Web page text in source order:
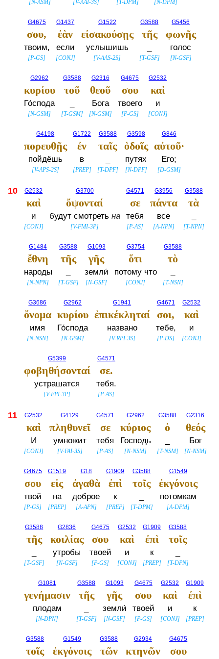
[N-ASM] [V-AAI-3S] [T-DPM] [N-DPM]
G4675
σου,
твоим,
[P-GS]
G1437
ἐὰν
если
[CONJ]
G1522
εἰσακούσῃς
услышишь
[V-AAS-2S]
G3588
τῆς
[T-GSF]
G5456
φωνῆς
голос
[N-GSF]
G2962
κυρίου
Го́спода
[N-GSM]
G3588
τοῦ
[T-GSM]
G2316
θεοῦ
Бога
[N-GSM]
G4675
σου
твоего
[P-GS]
G2532
καὶ
и
[CONJ]
G4198
πορευθῇς
пойдёшь
[V-APS-2S]
G1722
ἐν
в
[PREP]
G3588
ταῖς
[T-DPF]
G3598
ὁδοῖς
путях
[N-DPF]
G846
αὐτοῦ·
Его;
[D-GSM]
10 G2532
καὶ
и
[CONJ]
G3700
ὄψονταί
будут смотреть на
[V-FMI-3P]
G4571
σε
тебя
[P-AS]
G3956
πάντα
все
[A-NPN]
G3588
τὰ
[T-NPN]
G1484
ἔθνη
народы
[N-NPN]
G3588
τῆς
[T-GSF]
G1093
γῆς
земли́
[N-GSF]
G3754
ὅτι
потому что
[CONJ]
G3588
τὸ
[T-NSN]
G3686
ὄνομα
имя
[N-NSN]
G2962
κυρίου
Го́спода
[N-GSM]
G1941
ἐπικέκληταί
названо
[V-RPI-3S]
G4671
σοι,
тебе,
[P-DS]
G2532
καὶ
и
[CONJ]
G5399
φοβηθήσονταί
устрашатся
[V-FPI-3P]
G4571
σε.
тебя.
[P-AS]
11 G2532
καὶ
И
[CONJ]
G4129
πληθυνεῖ
умножит
[V-FAI-3S]
G4571
σε
тебя
[P-AS]
G2962
κύριος
Господь
[N-NSM]
G3588
ὁ
[T-NSM]
G2316
θεός
Бог
[N-NSM]
G4675
σου
твой
[P-GS]
G1519
εἰς
на
[PREP]
G18
ἀγαθὰ
доброе
[A-APN]
G1909
ἐπὶ
к
[PREP]
G3588
τοῖς
[T-DPM]
G1549
ἐκγόνοις
потомкам
[A-DPM]
G3588
τῆς
[T-GSF]
G2836
κοιλίας
утробы
[N-GSF]
G4675
σου
твоей
[P-GS]
G2532
καὶ
и
[CONJ]
G1909
ἐπὶ
к
[PREP]
G3588
τοῖς
[T-DPN]
G1081
γενήμασιν
плодам
[N-DPN]
G3588
τῆς
[T-GSF]
G1093
γῆς
земли́
[N-GSF]
G4675
σου
твоей
[P-GS]
G2532
καὶ
и
[CONJ]
G1909
ἐπὶ
к
[PREP]
G3588
τοῖς
G1549
ἐκγόνοις
G3588
τῶν
G2934
κτηνῶν
G4675
σου